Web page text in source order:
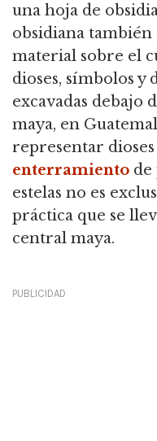
una hoja de
obsidiana también
material sobre el
dioses, símbolos y
excavadas debajo
maya, en
representar
enterramiento de
estelas no es
práctica que se
central maya.
PUBLICIDAD